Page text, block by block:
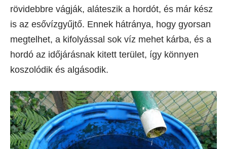
rövidebbre vágják, aláteszik a hordót, és már kész
is az esővízgyűjtő. Ennek hátránya, hogy gyorsan
megtelhet, a kifolyással sok víz mehet kárba, és a
hordó az időjárásnak kitett terület, így könnyen
koszolódik és algásodik.